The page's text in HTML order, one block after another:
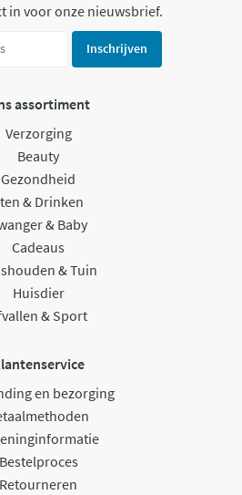
in voor onze nieuwsbrief.
Inschrijven
assortiment
Verzorging
Beauty
Gezondheid
& Drinken
& Baby
Cadeaus
& Tuin
Huisdier
& Sport
en bezorging
Bestelproces
Retourneren